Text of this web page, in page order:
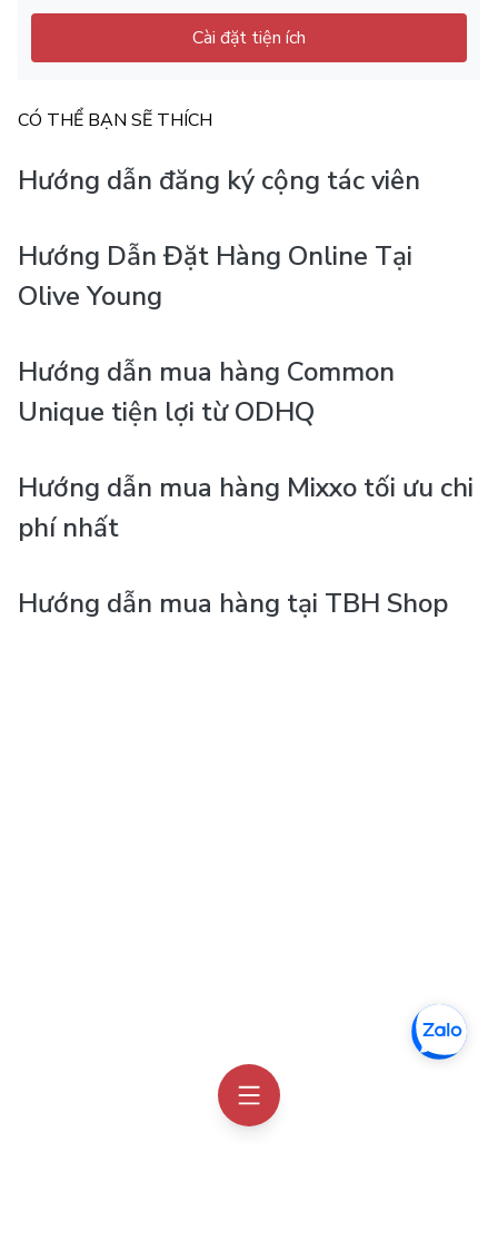
Cài đặt tiện ích
CÓ THỂ BẠN SẼ THÍCH
Hướng dẫn đăng ký cộng tác viên
Hướng Dẫn Đặt Hàng Online Tại
Olive Young
Hướng dẫn mua hàng Common
Unique tiện lợi từ ODHQ
Hướng dẫn mua hàng Mixxo tối ưu chi
phí nhất
Hướng dẫn mua hàng tại TBH Shop